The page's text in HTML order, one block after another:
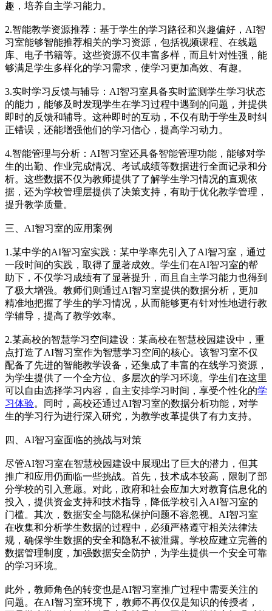
趣，培养自主学习能力。
2.智能教学资源推荐：基于学生的学习路径和兴趣偏好，AI智
习室能够智能推荐相关的学习资源，包括视频课程、在线题
库、电子书籍等。这些资源不仅丰富多样，而且针对性强，能
够满足学生多样化的学习需求，使学习更加高效、有趣。
3.实时学习反馈与辅导：AI智习室具备实时监测学生学习状态
的能力，能够及时发现学生在学习过程中遇到的问题，并提供
即时的反馈和辅导。这种即时的互动，不仅有助于学生及时纠
正错误，还能增强他们的学习信心，提高学习动力。
4.智能管理与分析：AI智习室还具备智能管理功能，能够对学
生的出勤、作业完成情况、考试成绩等数据进行全面记录和分
析。这些数据不仅为教师提供了了解学生学习情况的直观依
据，还为学校管理层提供了决策支持，有助于优化教学管理，
提升教学质量。
三、AI智习室的应用案例
1.某中学的AI智习室实践：某中学率先引入了AI智习室，通过
一段时间的实践，取得了显著成效。学生们在AI智习室的帮
助下，不仅学习成绩有了显著提升，而且自主学习能力也得到
了极大增强。教师们则通过AI智习室提供的数据分析，更加
精准地把握了学生的学习情况，从而能够更有针对性地进行教
学辅导，提高了教学效率。
2.某高校的智慧学习空间建设：某高校在智慧校园建设中，重
点打造了AI智习室作为智慧学习空间的核心。该智习室不仅
配备了先进的智能教学设备，还集成了丰富的在线学习资源，
为学生提供了一个全方位、多层次的学习环境。学生们在这里
可以自由选择学习内容，自主安排学习时间，享受个性化的学
习体验。同时，高校还通过AI智习室的数据分析功能，对学
生的学习行为进行深入研究，为教学改革提供了有力支持。
四、AI智习室面临的挑战与对策
尽管AI智习室在智慧校园建设中展现出了巨大的潜力，但其
推广和应用仍面临一些挑战。首先，技术成本较高，限制了部
分学校的引入意愿。对此，政府和社会应加大对教育信息化的
投入，提供资金支持和技术指导，降低学校引入AI智习室的
门槛。其次，数据安全与隐私保护问题不容忽视。AI智习室
在收集和分析学生数据的过程中，必须严格遵守相关法律法
规，确保学生数据的安全和隐私不被泄露。学校应建立完善的
数据管理制度，加强数据安全防护，为学生提供一个安全可靠
的学习环境。
此外，教师角色的转变也是AI智习室推广过程中需要关注的
问题。在AI智习室环境下，教师不再仅仅是知识的传授者，